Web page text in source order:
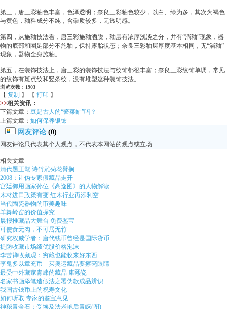
第三，唐三彩釉色丰富，色泽透明；奈良三彩釉色较少，以白、绿为多，其次为褐色
与黄色，釉料成分不纯，含杂质较多，无透明感。
第四，从施釉技法看，唐三彩施釉洒脱，釉层有浓厚浅淡之分，并有“淌釉”现象，器
物的底部和圈足部分不施釉，保持露胎状态；奈良三彩釉层厚度基本相同，无“淌釉”
现象，器物全身施釉。
第五，在装饰技法上，唐三彩的装饰技法与纹饰都很丰富；奈良三彩纹饰单调，常见
的纹饰有斑点纹和竖条纹，没有堆塑这种装饰技法。
浏览次数：1903
【 复制 】 【 打印 】
>>相关资讯：
下篇文章： 豆是古人的“酱菜缸”吗？
上篇文章： 如何保养银饰
网友评论 (0)
网友评论只代表其个人观点，不代表本网站的观点或立场
相关文章
清代题王髦 诗竹雕菊花臂搁
2008：让伪专家假藏品走开
宫廷御用画家孙位《高逸图》的人物解读
木材进口政策有变 红木行业再添利空
当代陶瓷器物的审美趣味
羊舞岭窑的价值探究
晨报推藏品大舞台 免费鉴宝
可使食无肉，不可居无竹
研究权威学者：唐代钱币曾经是国际货币
提防收藏市场绩优股价格泡沫
李苦禅收藏观：穷藏也能收来好东西
李鬼多以章充币 买奥运藏品要擦亮眼睛
最受中外藏家青睐的藏品 康熙瓷
名家书画添笔造假法之署伪款成品辨识
我国古钱币上的祝寿文化
如何听取 专家的鉴宝意见
神秘青金石：受埃及法老艳后青睐(图)